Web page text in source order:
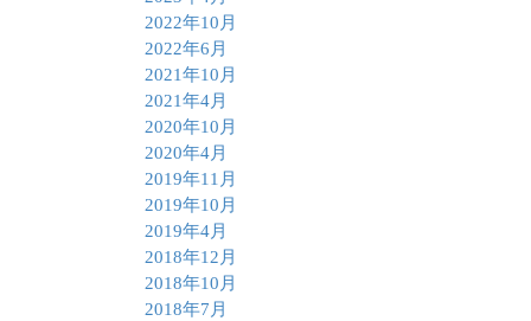
2022年10月
2022年6月
2021年10月
2021年4月
2020年10月
2020年4月
2019年11月
2019年10月
2019年4月
2018年12月
2018年10月
2018年7月